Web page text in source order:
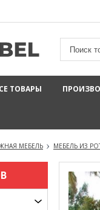
ТОВАРЫ
МЕБЕЛЬ МЕБЕЛЬ ИЗ